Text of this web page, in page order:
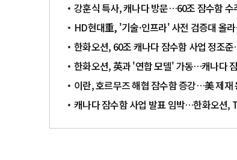
강훈식 특사, 캐나다 방문…60조 잠수함 수
HD현대重, '기술·인프라' 사전 검증대 올
한화오션, 60조 캐나다 잠수함 사업 정조
한화오션, 英과 '연합 모델' 가동…캐나다
이란, 호르무즈 해협 잠수함 증강…美 제재
캐나다 잠수함 사업 발표 임박…한화오션,